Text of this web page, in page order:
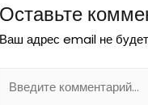
Оставьте
Ваш адрес email не
комментарий...